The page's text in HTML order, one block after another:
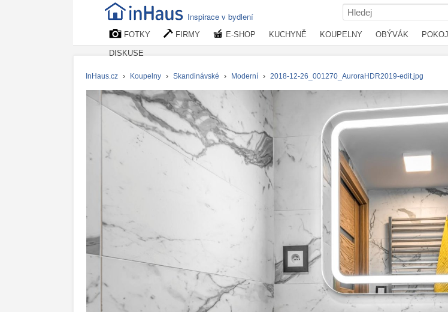
Inspirace v bydlení
FOTKY FIRMY E-SHOP KUCHYNĚ KOUPELNY OBÝVÁK
DISKUSE
InHaus.cz › Koupelny › Skandinávské › Moderní › 2018-12-26_001270_AuroraHDR2019-edit.jpg